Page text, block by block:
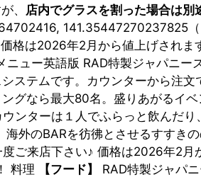
、 店内でグラスを割った場合は
141.35447270237825（
格は2026年2月から値上げされま
ュー英語版 RAD特製ジャパニー
ステムです。カウンターから注文
グなら最大80名。盛りあがるイベ
ンターは１人でふらっと飲んだり
外のBARを彷彿とさせるすすき
ご来店下さい♪ 価格は2026年2月
料理
【フード】
RAD特製ジャパ